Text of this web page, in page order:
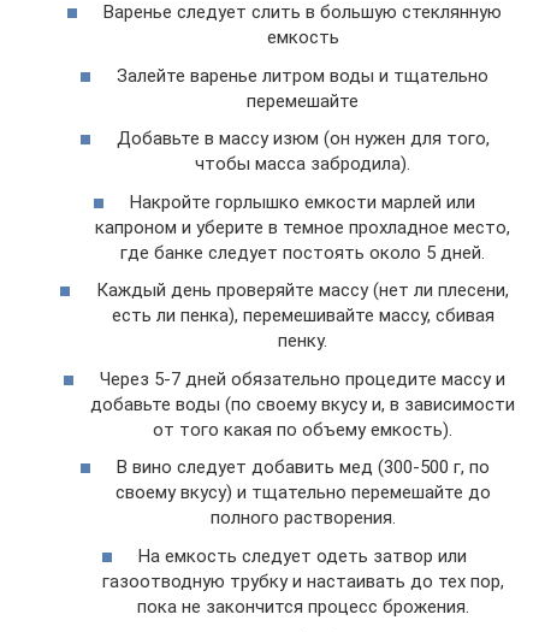
Варенье следует слить в большую стеклянную
емкость
Залейте варенье литром воды и тщательно
перемешайте
Добавьте в массу изюм (он нужен для того,
чтобы масса забродила).
Накройте горлышко емкости марлей или
капроном и уберите в темное прохладное место,
где банке следует постоять около 5 дней.
Каждый день проверяйте массу (нет ли плесени,
есть ли пенка), перемешивайте массу, сбивая
пенку.
Через 5-7 дней обязательно процедите массу и
добавьте воды (по своему вкусу и, в зависимости
от того какая по объему емкость).
В вино следует добавить мед (300-500 г, по
своему вкусу) и тщательно перемешайте до
полного растворения.
На емкость следует одеть затвор или
газоотводную трубку и настаивать до тех пор,
пока не закончится процесс брожения.